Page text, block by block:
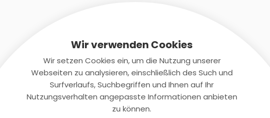
Kontaktiere uns
+(49)2131/708-4280
Wir verwenden Cookies
Wir setzen Cookies ein, um die Nutzung unserer
Webseiten zu analysieren, einschließlich des Such und
Surfverlaufs, Suchbegriffen und Ihnen auf Ihr
Nutzungsverhalten angepasste Informationen anbieten
zu können.